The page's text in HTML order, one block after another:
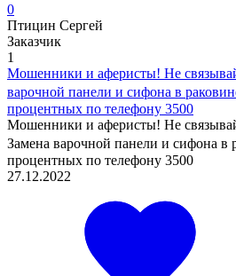
0
Птицин Сергей
Заказчик
1
Мошенники и аферисты! Не
варочной панели и сифона в
процентных по телефону 3500
Мошенники и аферисты! Не
Замена варочной панели и сифона в
процентных по телефону 3500
27.12.2022